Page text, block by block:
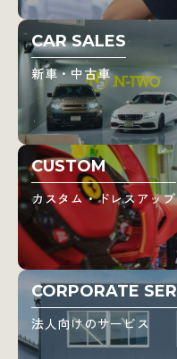
CAR SALES
新車・中古車
CUSTOM
カスタム・ドレスアップ
CORPORATE
法人向けのサービス